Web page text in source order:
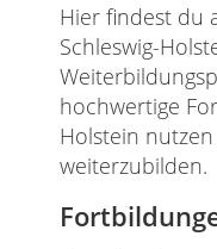
Hier findest du
Schleswig-
hochwertige
Holstein
weiterzubilden.